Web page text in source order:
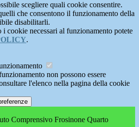
scegliere quali cookie consentire.
che consentono il funzionamento della
disabilitarli.
i cookie necessari al funzionamento potete
.
non possono essere
l'elenco nella pagina della cookie
Comprensivo Frosinone Quarto